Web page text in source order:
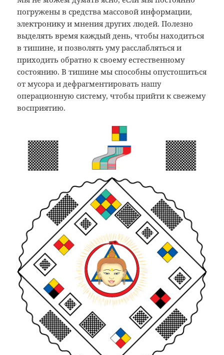
погружены в средства массовой информации,
электронику и мнения других людей. Полезно
выделять время каждый день, чтобы находиться
в тишине, и позволять уму расслабляться и
приходить обратно к своему естественному
состоянию. В тишине мы способны опустошиться
от мусора и дефрагментировать нашу
операционную систему, чтобы прийти к свежему
восприятию.